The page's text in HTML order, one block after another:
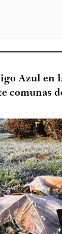
Azul en
comunas